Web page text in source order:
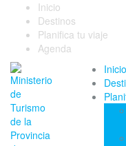
Inicio
Destinos
Planifica tu viaje
Agenda
Inicio